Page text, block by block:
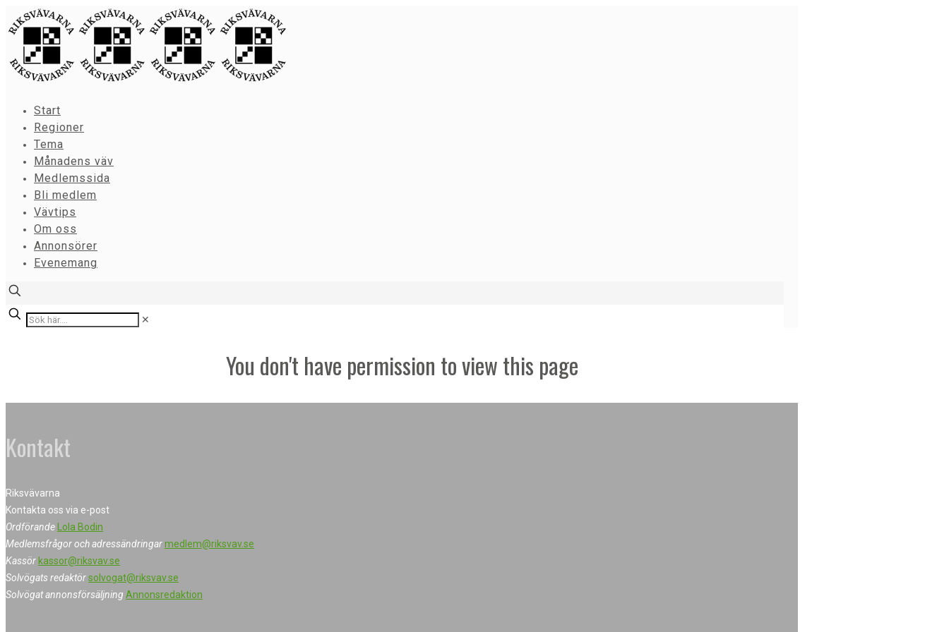
Start
Regioner
Tema
Månadens väv
Medlemssida
Bli medlem
Vävtips
Om oss
Annonsörer
Evenemang
✕
You don't have permission to view this page
Kontakt
Riksvävarna
Kontakta oss via e-post
Ordförande
Lola Bodin
Medlemsfrågor och adressändringarmedlem@riksvav.se
Kassör kassor@riksvav.se
Solvögats redaktörsolvogat@riksvav.se
Solvögat annonsförsäljning Annonsredaktion